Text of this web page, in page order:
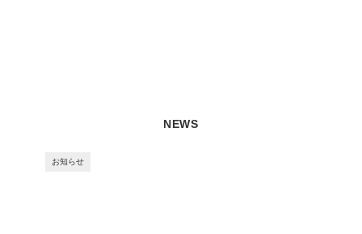
NEWS
お知らせ